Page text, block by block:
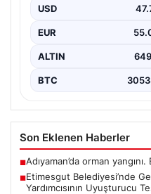
Çıktı
Ankara'nın Etimesgut
yönelik yürütülen
USD
EUR
ALTIN
BTC
Son Eklenen Haberler
■Adıyaman’da orman
■Etimesgut Belediyesi’nde
Yardımcısının Uyuşturucu